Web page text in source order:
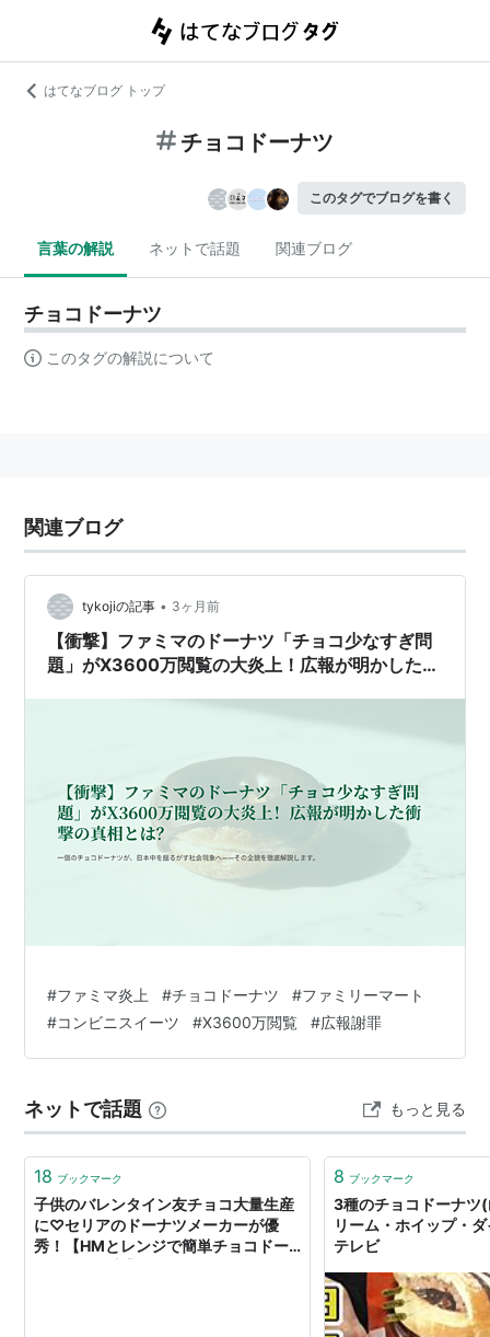
はてなブログ トップ
チョコドーナツ
このタグでブログを書く
言葉の解説 ネットで話題 関連ブログ
チョコドーナツ
このタグの解説について
関連ブログ
tykojiの記事 • 3ヶ月前
【衝撃】ファミマのドーナツ「チョコ少なすぎ問
題」がX3600万閲覧の大炎上！広報が明かした衝
#ファミマ炎上 #チョコドーナツ #ファミリーマート
#コンビニスイーツ #X3600万閲覧 #広報謝罪
ネットで話題 もっと見る
18 ブックマーク
子供のバレンタイン友チョコ大量生産
に♡セリアのドーナツメーカーが優
秀！【HMとレンジで簡単チョコドー
8 ブックマーク
3種のチョコドーナツ
リーム・ホイップ・
テレビ